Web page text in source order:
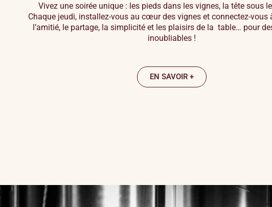
Vivez une soirée unique : les pieds dans les vignes, la tête sous
Chaque jeudi, installez-vous au cœur des vignes et connectez-vous
l’amitié, le partage, la simplicité et les plaisirs de la table… pour
inoubliables !
EN SAVOIR +